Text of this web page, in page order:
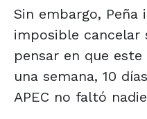
Sin embargo, Peña
imposible cancelar
pensar en que
una semana, 10
APEC no faltó